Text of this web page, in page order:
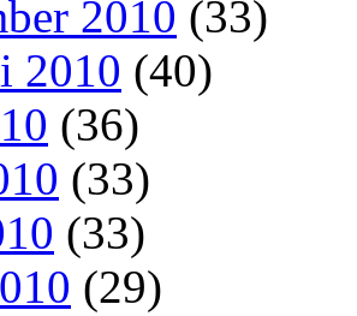
2010 (33)
2010 (40)
(36)
(33)
(33)
(29)